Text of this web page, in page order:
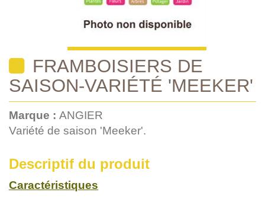
FRAMBOISIERS DE
SAISON-VARIÉTÉ 'MEEKER'
Marque : ANGIER
Variété de saison 'Meeker'.
Descriptif du produit
Caractéristiques